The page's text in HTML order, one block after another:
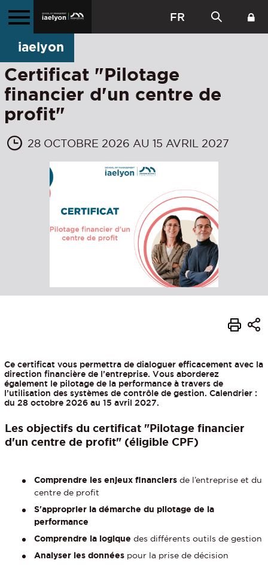
FR
iaelyon
Certificat "Pilotage
financier d'un centre de
profit"
28 OCTOBRE 2026 AU 15 AVRIL 2027
Ce certificat vous permettra de dialoguer efficacement avec la
direction financière de l’entreprise. Vous aborderez
également le pilotage de la performance à travers de
l’utilisation des systèmes de contrôle de gestion. Calendrier :
du 28 octobre 2026 au 15 avril 2027.
Les objectifs du certificat "Pilotage financier
d'un centre de profit" (éligible CPF)
Comprendre les enjeux financiers de l’entreprise et du
centre de profit
S'approprier la démarche du pilotage de la
performance
Comprendre la logique des différents outils de gestion
Analyser les données pour la prise de décision